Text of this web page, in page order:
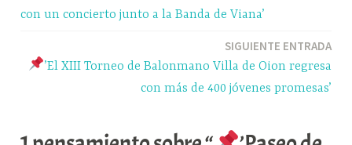
r
con un concierto junto a la Banda de Viana’
SIGUIENTE ENTRADA
’El XIII Torneo de Balonmano Villa de Oion regresa
con más de 400 jóvenes promesas’